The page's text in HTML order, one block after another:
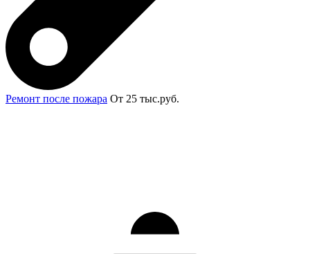
Ремонт после пожара От 25 тыс.руб.